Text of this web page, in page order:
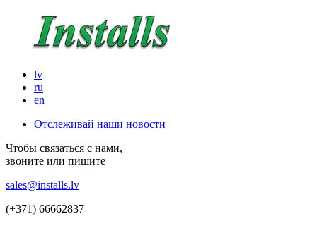
lv
ru
en
Отслеживай наши новости
Чтобы связаться с нами,
звоните или пишите
sales@installs.lv
(+371) 66662837